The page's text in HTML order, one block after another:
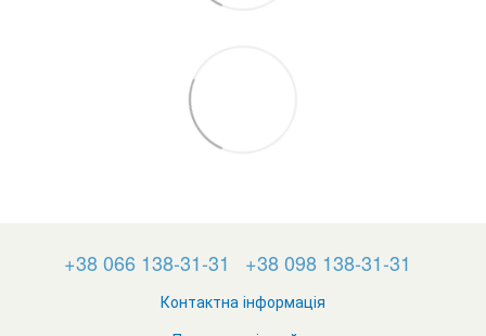
+38 066 138-31-31 +38 098 138-31-31
Контактна інформація